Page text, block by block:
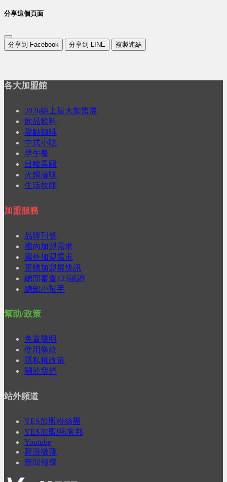
分享這個頁面
分享到 Facebook 分享到 LINE 複製連結
各大加盟館
2026線上最大加盟展
飲品飲料
甜點咖啡
中式小吃
早午餐
日韓異國
火鍋滷味
生活技能
加盟服務
品牌刊登
國內加盟需求
國外加盟需求
實體加盟展快訊
總部審查123認證
總部小幫手
幫助/政策
免責聲明
使用條款
隱私權政策
關於我們
站外頻道
YES加盟粉絲團
YES加盟!痞客邦
Youtube
新浪微薄
新聞報導